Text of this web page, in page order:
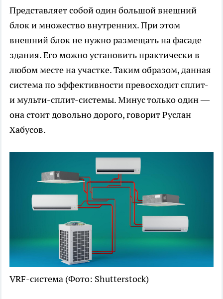
Представляет собой один большой внешний
блок и множество внутренних. При этом
внешний блок не нужно размещать на фасаде
здания. Его можно установить практически в
любом месте на участке. Таким образом, данная
система по эффективности превосходит сплит-
и мульти-сплит-системы. Минус только один —
она стоит довольно дорого, говорит Руслан
Хабусов.
VRF-система (Фото: Shutterstock)